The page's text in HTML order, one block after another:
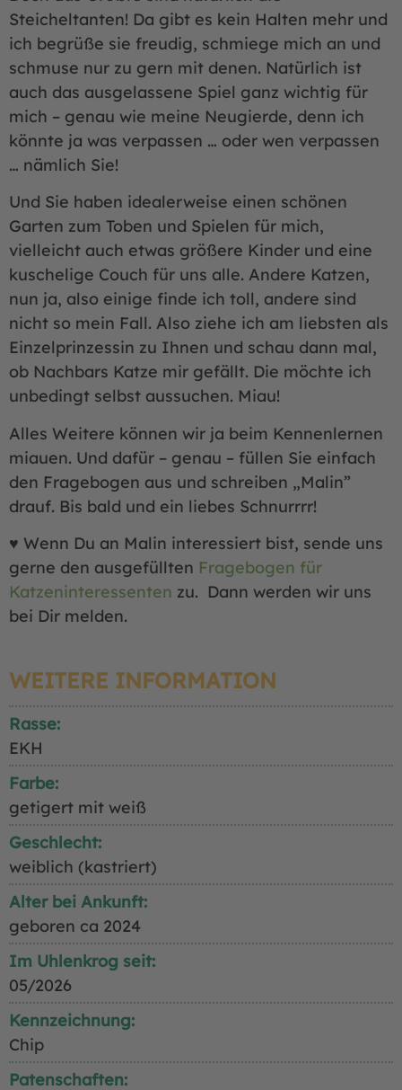
Steicheltanten! Da gibt es kein Halten mehr und
ich begrüße sie freudig, schmiege mich an und
schmuse nur zu gern mit denen. Natürlich ist
auch das ausgelassene Spiel ganz wichtig für
mich – genau wie meine Neugierde, denn ich
könnte ja was verpassen … oder wen verpassen
… nämlich Sie!
Und Sie haben idealerweise einen schönen
Garten zum Toben und Spielen für mich,
vielleicht auch etwas größere Kinder und eine
kuschelige Couch für uns alle. Andere Katzen,
nun ja, also einige finde ich toll, andere sind
nicht so mein Fall. Also ziehe ich am liebsten als
Einzelprinzessin zu Ihnen und schau dann mal,
ob Nachbars Katze mir gefällt. Die möchte ich
unbedingt selbst aussuchen. Miau!
Alles Weitere können wir ja beim Kennenlernen
miauen. Und dafür – genau – füllen Sie einfach
den Fragebogen aus und schreiben „Malin”
drauf. Bis bald und ein liebes Schnurrrr!
♥ Wenn Du an Malin interessiert bist, sende uns
gerne den ausgefüllten Fragebogen für
Katzeninteressenten zu. Dann werden wir uns
bei Dir melden.
WEITERE INFORMATION
Rasse:
EKH
Farbe:
getigert mit weiß
Geschlecht:
weiblich (kastriert)
Alter bei Ankunft:
geboren ca 2024
Im Uhlenkrog seit:
05/2026
Kennzeichnung:
Chip
Patenschaften: